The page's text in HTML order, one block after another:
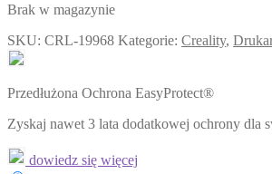
Brak w magazynie
SKU: CRL-19968 Kategorie: Creality,
Przedłużona Ochrona EasyProtect®
Zyskaj nawet 3 lata dodatkowej ochrony dla
dowiedz się więcej